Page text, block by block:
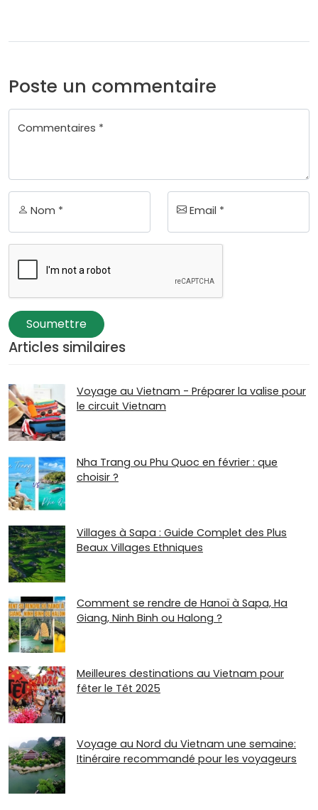
Poste un commentaire
Commentaires *
Nom * Email *
Soumettre
Articles similaires
Voyage au Vietnam - Préparer la valise pour
le circuit Vietnam
Nha Trang ou Phu Quoc en février : que
choisir ?
Villages à Sapa : Guide Complet des Plus
Beaux Villages Ethniques
Comment se rendre de Hanoï à Sapa, Ha
Giang, Ninh Binh ou Halong ?
Meilleures destinations au Vietnam pour
fêter le Têt 2025
Voyage au Nord du Vietnam une semaine:
Itinéraire recommandé pour les voyageurs